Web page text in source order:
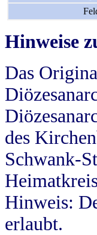
Hinweise
Das
des
Schwank-
Hinweis:
erlaubt.